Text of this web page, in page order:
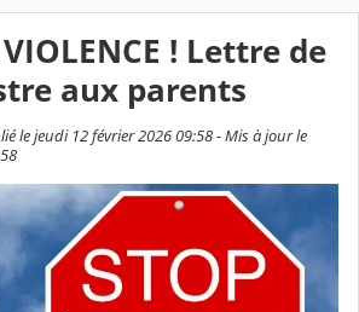
VIOLENCE ! Lettre de
aux parents
le jeudi 12 février 2026 09:58 - Mis à jour le